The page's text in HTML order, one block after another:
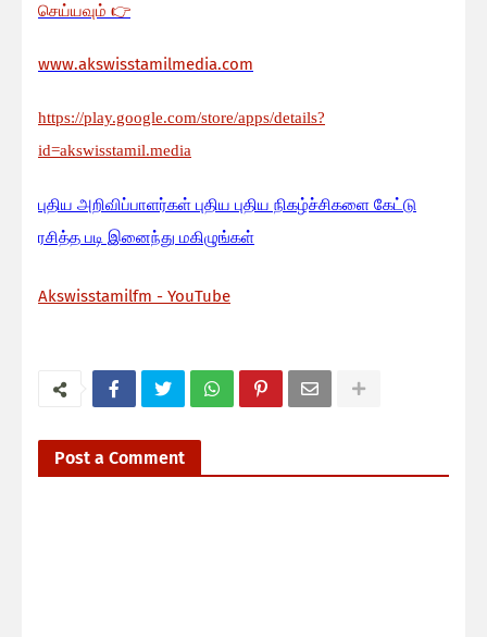
செய்யவும் 👉
www.akswisstamilmedia.com
https://play.google.com/store/apps/details?
id=akswisstamil.media
புதிய அறிவிப்பாளர்கள் புதிய புதிய நிகழ்ச்சிகளை கேட்டு
ரசித்த படி இனைந்து மகிழுங்கள்
Akswisstamilfm - YouTube
Post a Comment